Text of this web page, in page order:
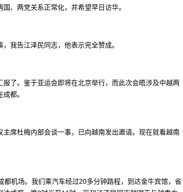
、两党关系正常化，并希望早日访华。
我告江泽民同志，他表示完全赞成。
了。鉴于亚运会即将在北京举行，而此次会晤涉及中越两
都。
席杜梅内部会谈一事，已向越南发出邀请。现在就看越南
机场。我们乘汽车经过20多分钟路程，到达金牛宾馆，省